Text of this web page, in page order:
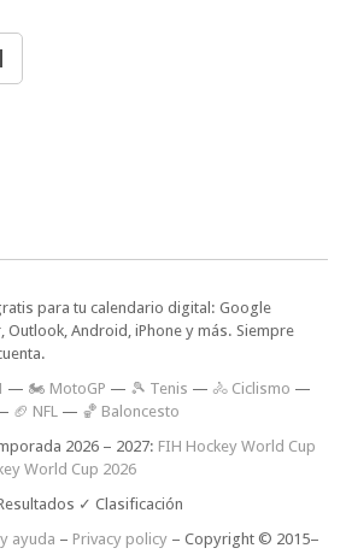
para tu calendario digital: Google
Outlook, Android, iPhone y más. Siempre
— 🏍 MotoGP — 🎾 Tenis — 🚴 Ciclismo —
🏈 NFL — 🏀 Baloncesto
2026 – 2027: FIH Hockey World Cup
World Cup 2026
✓ Clasificación
ayuda – Privacy policy – Copyright © 2015–